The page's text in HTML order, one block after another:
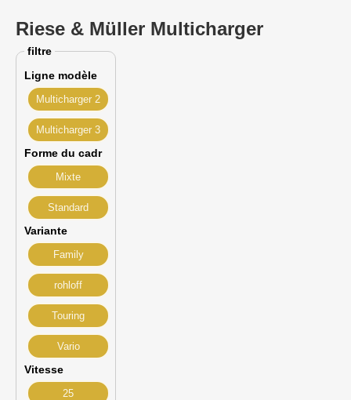
Riese & Müller Multicharger
filtre
Ligne modèle
Multicharger 2
Multicharger 3
Forme du cadr
Mixte
Standard
Variante
Family
rohloff
Touring
Vario
Vitesse
25